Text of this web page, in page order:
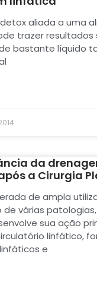
aliada a uma
trazer resultados
bastante líquido
da
a Cirurgia
de ampla
várias
sua ação
linfático,
e